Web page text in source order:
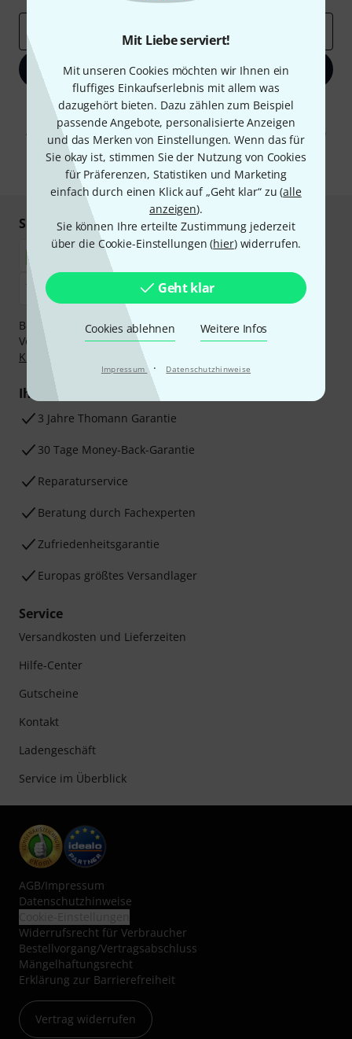
Mit Liebe serviert!
Mit unseren Cookies möchten wir Ihnen ein
fluffiges Einkaufserlebnis mit allem was
dazugehört bieten. Dazu zählen zum Beispiel
passende Angebote, personalisierte Anzeigen
und das Merken von Einstellungen. Wenn das für
Sie okay ist, stimmen Sie der Nutzung von Cookies
für Präferenzen, Statistiken und Marketing
einfach durch einen Klick auf „Geht klar“ zu (alle
anzeigen).
Sie können Ihre erteilte Zustimmung jederzeit
über die Cookie-Einstellungen (hier) widerrufen.
Geht klar
Cookies ablehnen Weitere Infos
Impressum · Datenschutzhinweise
Jetzt anmelden
Mit Klick auf „Jetzt anmelden“ stimmen Sie dem Erhalt von E-Mail-
Werbung und einer Messung des E-Mail-Nutzungsverhaltens zu. Die
Abmeldung ist jederzeit möglich. Weitere Informationen finden Sie in
unserenDatenschutzhinweisen.
* Pflichtfeld
Sicher einkaufen & bezahlen
Bezahlen Sie vertraulich und sicher per Nachnahme,
Vorkasse, PayPal, Amazon Pay,
Klarna Sofort bezahlen
Klarna Ratenzahlung
oder Kreditkarte.
Ihre Vorteile
3 Jahre Thomann Garantie
30 Tage Money-Back-Garantie
Reparaturservice
Beratung durch Fachexperten
Zufriedenheitsgarantie
Europas größtes Versandlager
Service
Versandkosten und Lieferzeiten
Hilfe-Center
Gutscheine
Kontakt
Ladengeschäft
Service im Überblick
AGB/Impressum
Datenschutzhinweise
Widerrufsrecht für Verbraucher
Bestellvorgang/Vertragsabschluss
Mängelhaftungsrecht
Erklärung zur Barrierefreiheit
Vertrag widerrufen